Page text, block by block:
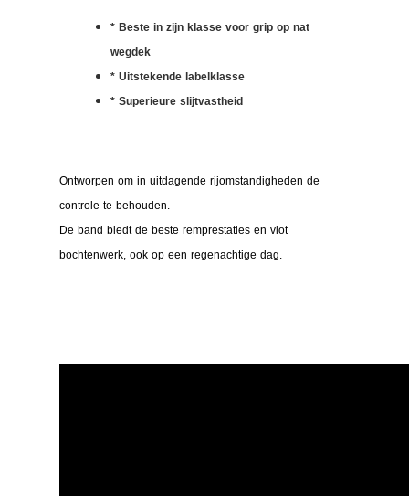
* Beste in zijn klasse voor grip op nat
wegdek
* Uitstekende labelklasse
* Superieure slijtvastheid
Ontworpen om in uitdagende rijomstandigheden de
controle te behouden.
De band biedt de beste remprestaties en vlot
bochtenwerk, ook op een regenachtige dag.